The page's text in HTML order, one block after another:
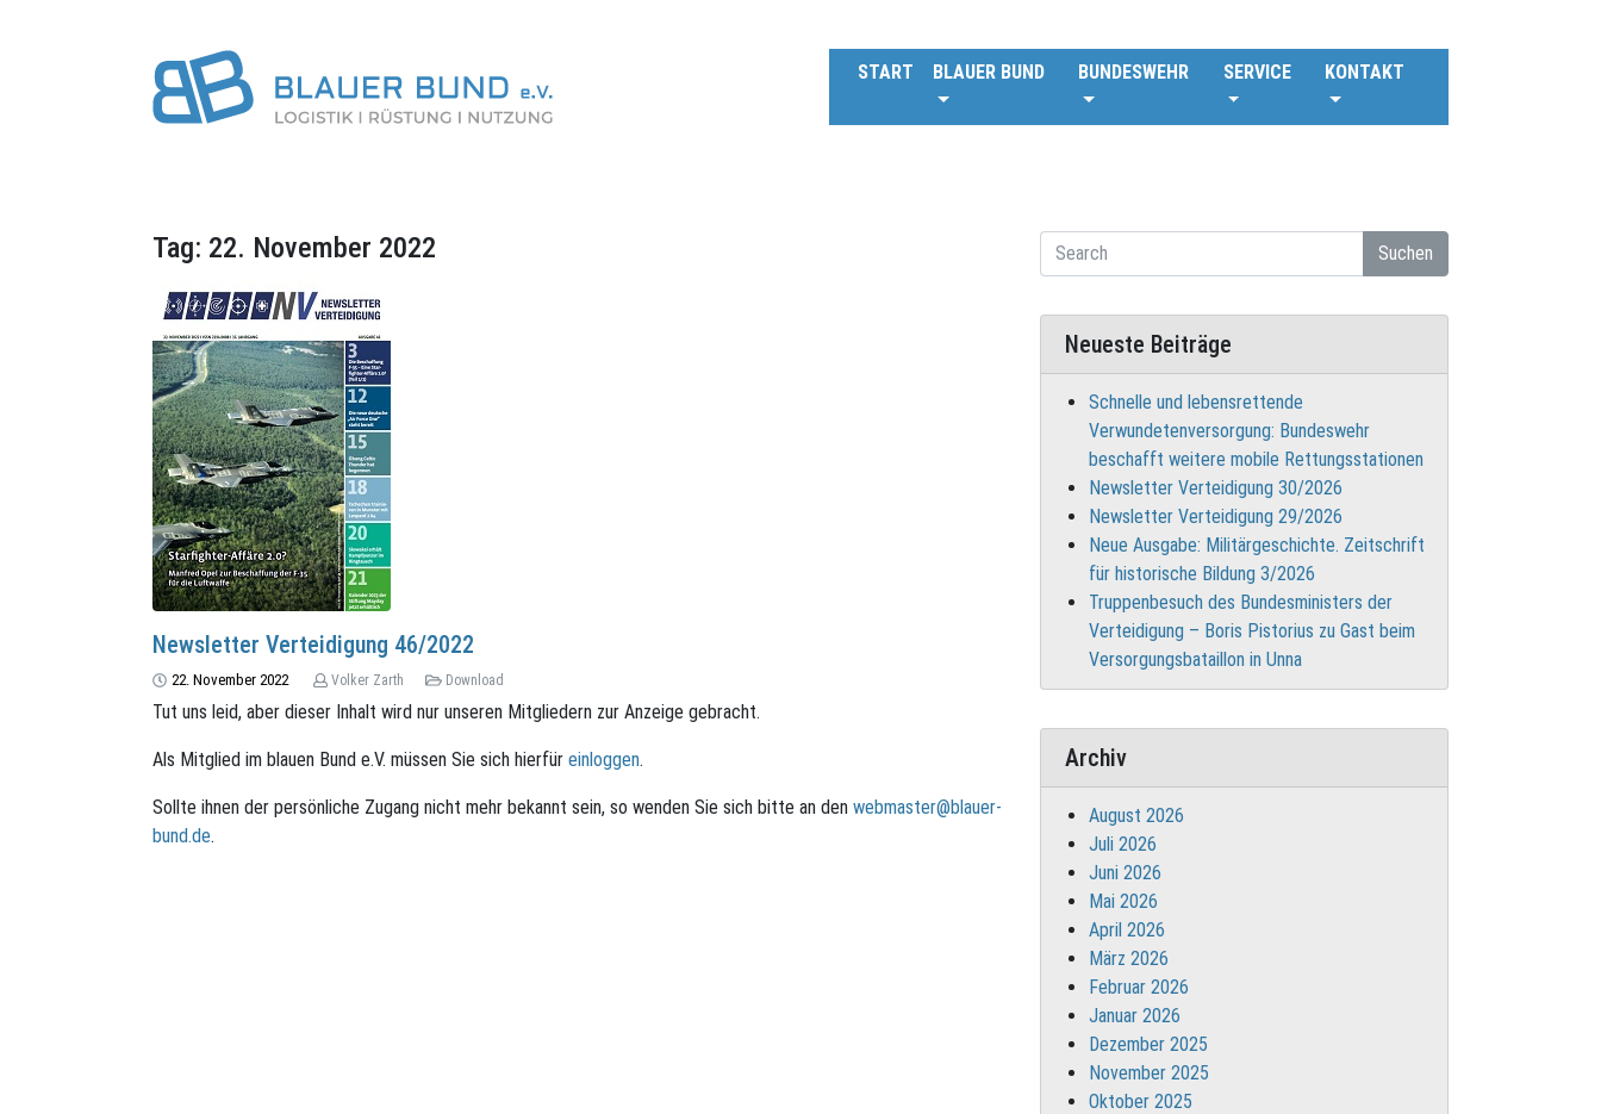
START BLAUER BUND BUNDESWEHR SERVICE KONTAKT
Tag: 22. November 2022
Newsletter Verteidigung 46/2022
22. November 2022 Volker Zarth Download
Tut uns leid, aber dieser Inhalt wird nur unseren Mitgliedern zur Anzeige gebracht.
Als Mitglied im blauen Bund e.V. müssen Sie sich hierfür einloggen.
Sollte ihnen der persönliche Zugang nicht mehr bekannt sein, so wenden Sie sich bitte an den webmaster@blauer-
bund.de.
Suchen
Neueste Beiträge
Schnelle und lebensrettende
Verwundetenversorgung: Bundeswehr
beschafft weitere mobile Rettungsstationen
Newsletter Verteidigung 30/2026
Newsletter Verteidigung 29/2026
Neue Ausgabe: Militärgeschichte. Zeitschrift
für historische Bildung 3/2026
Truppenbesuch des Bundesministers der
Verteidigung – Boris Pistorius zu Gast beim
Versorgungsbataillon in Unna
Archiv
August 2026
Juli 2026
Juni 2026
Mai 2026
April 2026
März 2026
Februar 2026
Januar 2026
Dezember 2025
November 2025
Oktober 2025